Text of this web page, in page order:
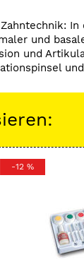
und
und
-12 %